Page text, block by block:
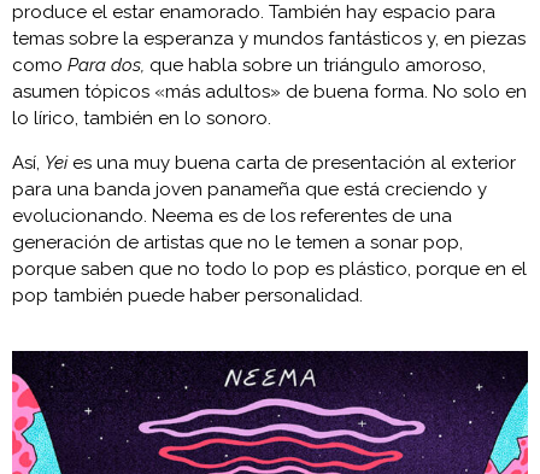
produce el estar enamorado. También hay espacio para
temas sobre la esperanza y mundos fantásticos y, en piezas
como Para dos, que habla sobre un triángulo amoroso,
asumen tópicos «más adultos» de buena forma. No solo en
lo lírico, también en lo sonoro.
Así, Yeies una muy buena carta de presentación al exterior
para una banda joven panameña que está creciendo y
evolucionando. Neema es de los referentes de una
generación de artistas que no le temen a sonar pop,
porque saben que no todo lo pop es plástico, porque en el
pop también puede haber personalidad.